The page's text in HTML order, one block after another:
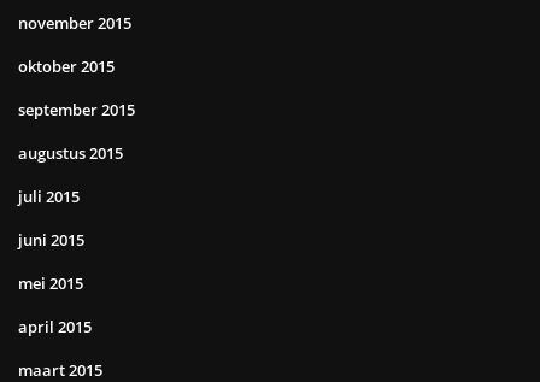
november 2015
oktober 2015
september 2015
augustus 2015
juli 2015
juni 2015
mei 2015
april 2015
maart 2015